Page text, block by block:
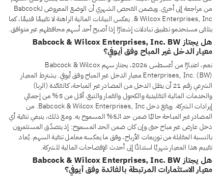
من مراجعة إلى أخرى. ويضمن الفحص الشهري أن الوضع المعروض لـBabcock
& Wilcox Enterprises, Inc. يعكس البيانات المالية الراهنة لا تقييمًا قديمًا، كما
يتلقى مستخدمو تطبيق تبادلات إشعارًا إذا أصبح أحد أسهم محافظهم غير متوافق.
هل يجتاز Babcock & Wilcox Enterprises, Inc. BW
معيار الدخل غير المباح وفق أيوفي؟
نعم، اعتبارًا من أغسطس 2026، يجتاز سهم Babcock & Wilcox
Enterprises, Inc. (BW) معيار الدخل غير المباح وفق أيوفي. يشترط المعيار
الشرعي رقم 21 أن يظل الدخل من المصادر غير المباحة، كالفائدة (الربا)
والخدمات المالية التقليدية والكحول والقمار والتبغ، أقل من 5% من إجمالي
إيرادات الشركة. ويقع دخل Babcock & Wilcox Enterprises, Inc. من
المصادر غير المباحة حاليًا ضمن حد الـ5% المسموح به. ومع ذلك، ينبغي تنقية أي
دخل عارض غير مباح حتى وإن كان ضمن الحد المسموح: إذ يتصدّق المستثمرون
بالنسبة المقابلة من توزيعات الأرباح، وفق ما يعكسه معامل تنقية السهم. يُعاد
تقييم هذا المعيار شهريًا استنادًا إلى أحدث الإفصاحات المالية للشركة.
هل يجتاز Babcock & Wilcox Enterprises, Inc. BW
معيار الاستثمارات المرتبطة بالفائدة وفق أيوفي؟